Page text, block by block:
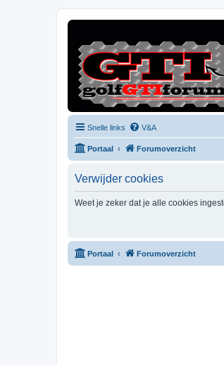
Snelle links V&A
Portaal Forumoverzicht
Verwijder cookies
Weet je zeker dat je alle cookies
Portaal Forumoverzicht